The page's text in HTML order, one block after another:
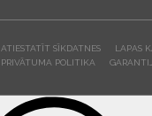
ATIESTATĪT SĪKDATNES LAPAS
PRIVĀTUMA POLITIKA